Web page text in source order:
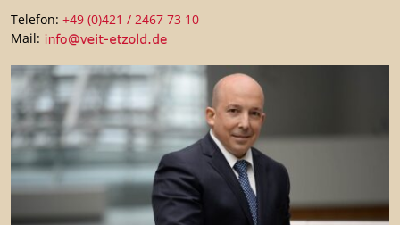
Telefon: +49 (0)421 / 2467 73 10
Mail: